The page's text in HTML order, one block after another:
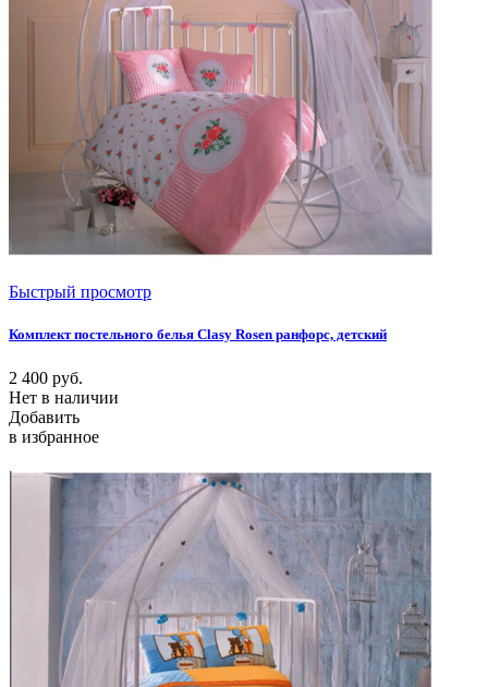
Быстрый просмотр
Комплект постельного белья Clasy Rosen ранфорс, детский
2 400 руб.
Нет в наличии
Добавить
в избранное